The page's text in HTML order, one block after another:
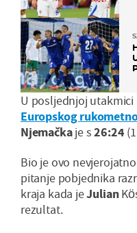
U posljednjoj
Europskog
Njemačkaje s26:24
Bio je ovo
pitanje pobjednika
kraja kada jeJulian
rezultat.